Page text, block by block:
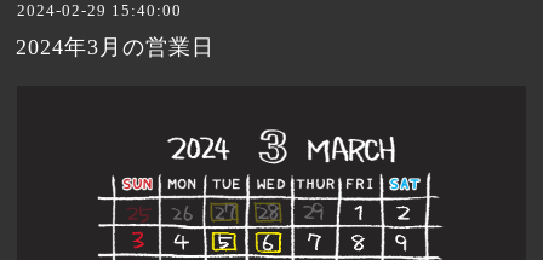
2024-02-29 15:40:00
2024年3月の営業日